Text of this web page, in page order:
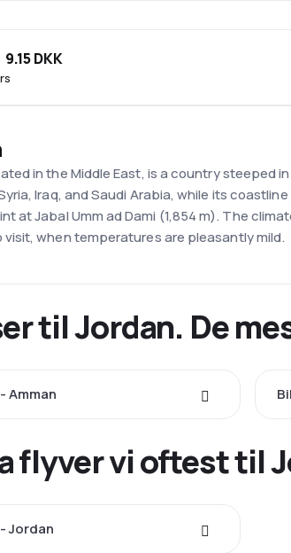
9.15 DKK
in the Middle East, is a country steeped
Iraq, and Saudi Arabia, while its
at Jabal Umm ad Dami (1,854 m). The
visit, when temperatures are pleasantly mild.
til Jordan. De
Amman
flyver vi oftest til
Jordan